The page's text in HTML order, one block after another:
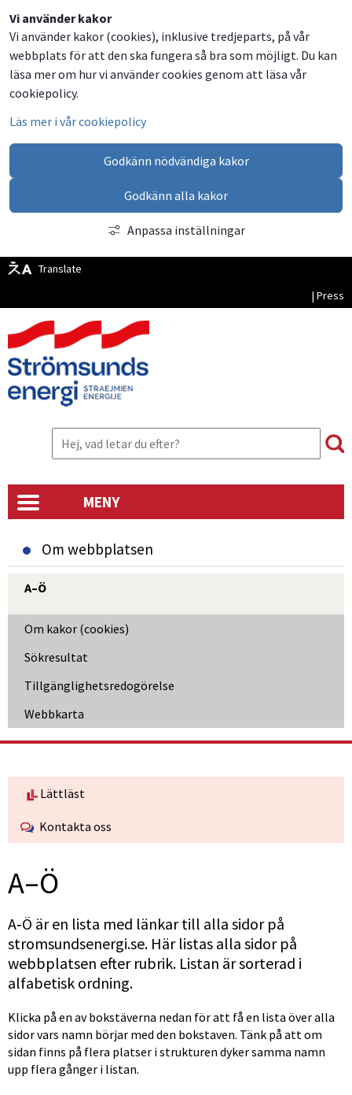
Vi använder kakor
Vi använder kakor (cookies), inklusive tredjeparts, på vår
webbplats för att den ska fungera så bra som möjligt. Du kan
läsa mer om hur vi använder cookies genom att läsa vår
cookiepolicy.
Läs mer i vår cookiepolicy
Godkänn nödvändiga kakor
Godkänn alla kakor
Anpassa inställningar
Translate
| Press
MENY
Om webbplatsen
A–Ö
Om kakor (cookies)
Sökresultat
Tillgänglighetsredogörelse
Webbkarta
Lättläst
Kontakta oss
A–Ö
A‑Ö är en lista med länkar till alla sidor på
stromsundsenergi.se. Här listas alla sidor på
webbplatsen efter rubrik. Listan är sorterad i
alfabetisk ordning.
Klicka på en av bokstäverna nedan för att få en lista över alla
sidor vars namn börjar med den bokstaven. Tänk på att om
sidan finns på flera platser i strukturen dyker samma namn
upp flera gånger i listan.
Dela
på
Facebook
Dela
på
Twitter
Dela
på
LinkedIn
Dela
via
email